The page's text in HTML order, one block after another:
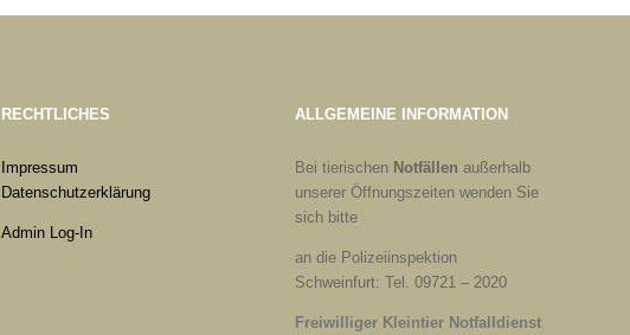
RECHTLICHES
Impressum
Datenschutzerklärung
Admin Log-In
ALLGEMEINE INFORMATION
Bei tierischen Notfällen außerhalb
unserer Öffnungszeiten wenden Sie
sich bitte
an die Polizeiinspektion
Schweinfurt: Tel. 09721 – 2020
Freiwilliger Kleintier Notfalldienst